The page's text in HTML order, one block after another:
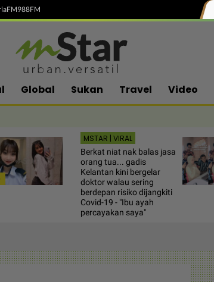
988FM
Global Sukan Travel Video
MSTAR | VIRAL
Berkat niat nak balas jasa
orang tua... gadis
Kelantan kini bergelar
doktor walau sering
berdepan risiko dijangkiti
Covid-19 - "Ibu ayah
percayakan saya"